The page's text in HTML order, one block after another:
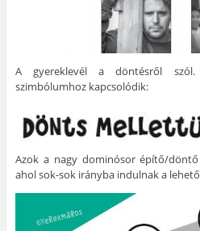
A gyereklevél a döntésről
szimbólumhoz kapcsolódik:
Azok a nagy dominósor építő/
ahol sok-sok irányba indulnak a